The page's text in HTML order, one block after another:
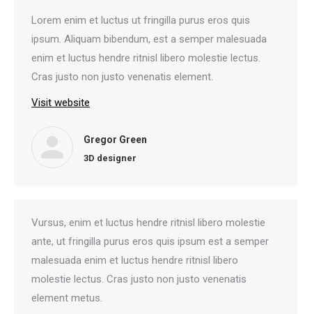
Lorem enim et luctus ut fringilla purus eros quis
ipsum. Aliquam bibendum, est a semper malesuada
enim et luctus hendre ritnisl libero molestie lectus.
Cras justo non justo venenatis element.
Visit website
Gregor Green
3D designer
Vursus, enim et luctus hendre ritnisl libero molestie
ante, ut fringilla purus eros quis ipsum est a semper
malesuada enim et luctus hendre ritnisl libero
molestie lectus. Cras justo non justo venenatis
element metus.